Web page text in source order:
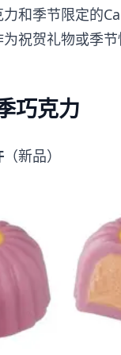
和季节限定的
祝贺礼物或季节
巧克力
（新品）